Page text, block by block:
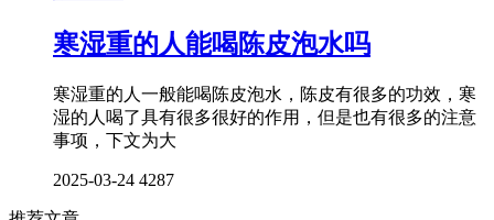
寒湿重的人能喝陈皮泡水吗
寒湿重的人一般能喝陈皮泡水，陈皮有很多的功效，寒
湿的人喝了具有很多很好的作用，但是也有很多的注意
事项，下文为大
2025-03-24 4287